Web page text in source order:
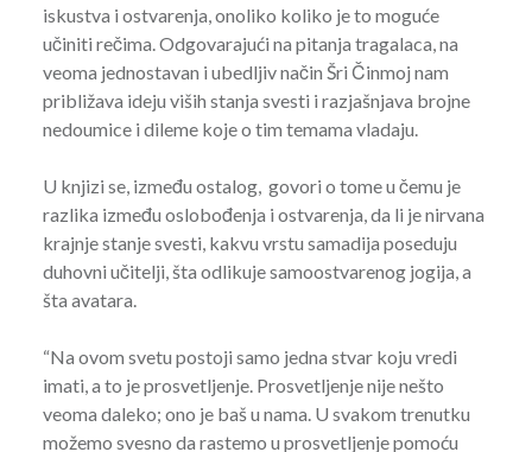
iskustva i ostvarenja, onoliko koliko je to moguće
učiniti rečima. Odgovarajući na pitanja tragalaca, na
veoma jednostavan i ubedljiv način Šri Činmoj nam
približava ideju viših stanja svesti i razjašnjava brojne
nedoumice i dileme koje o tim temama vladaju.
U knjizi se, između ostalog, govori o tome u čemu je
razlika između oslobođenja i ostvarenja, da li je nirvana
krajnje stanje svesti, kakvu vrstu samadija poseduju
duhovni učitelji, šta odlikuje samoostvarenog jogija, a
šta avatara.
“Na ovom svetu postoji samo jedna stvar koju vredi
imati, a to je prosvetljenje. Prosvetljenje nije nešto
veoma daleko; ono je baš u nama. U svakom trenutku
možemo svesno da rastemo u prosvetljenje pomoću